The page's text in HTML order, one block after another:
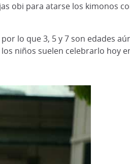
obi para atarse los kimonos
lo que 3, 5 y 7 son edades
niños suelen celebrarlo hoy